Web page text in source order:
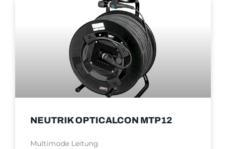
NEUTRIK OPTICALCON MTP12
Multimode Leitung